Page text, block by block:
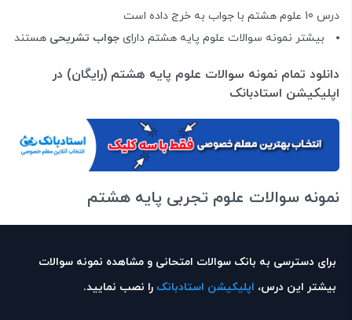
درس 10 علوم هشتم با جواب به خرج داده است
بیشتر نمونه سوالات علوم پایه هشتم دارای جواب تشریحی هستند
دانلود تمام نمونه سوالات علوم پایه هشتم (رایگان) در
اپلیکیشن استادبانک
نمونه سوالات علوم تجربی پایه هشتم
برای دسترسی به بانک سوالات امتحانی و مشاهده نمونه سوالات
بیشتر این درس، اپلیکیشن استادبانک را نصب نمایید.